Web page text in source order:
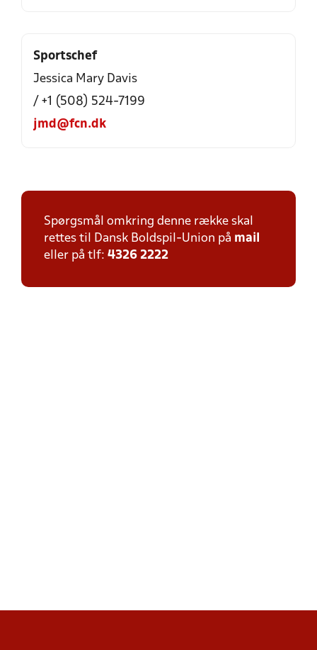
Sportschef
Jessica Mary Davis
/ +1 (508) 524-7199
jmd@fcn.dk
Spørgsmål omkring denne række skal
rettes til Dansk Boldspil-Union på mail
eller på tlf: 4326 2222